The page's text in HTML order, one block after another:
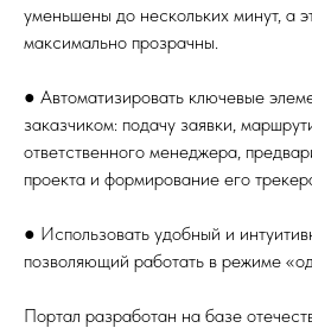
уменьшены до нескольких минут, а
максимально прозрачны.
● Автоматизировать ключевые
заказчиком: подачу заявки,
ответственного менеджера,
проекта и формирование его
● Использовать удобный и
позволяющий работать в режиме
Портал разработан на базе